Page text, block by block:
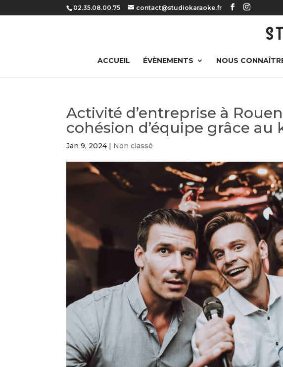
02.35.08.00.75 contact@studiokaraoke.fr
ACCUEIL ÉVÈNEMENTS NOUS
Activité d’entreprise à
cohésion d’équipe grâce au
Jan 9, 2024 | Non classé
Panneau de gestion des cookies